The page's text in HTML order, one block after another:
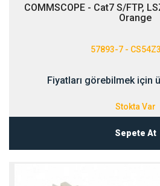
COMMSCOPE - Cat7 S/FTP,
Orange
57893-7 -
Fiyatları görebilmek için
Stokta Var
Sepete At